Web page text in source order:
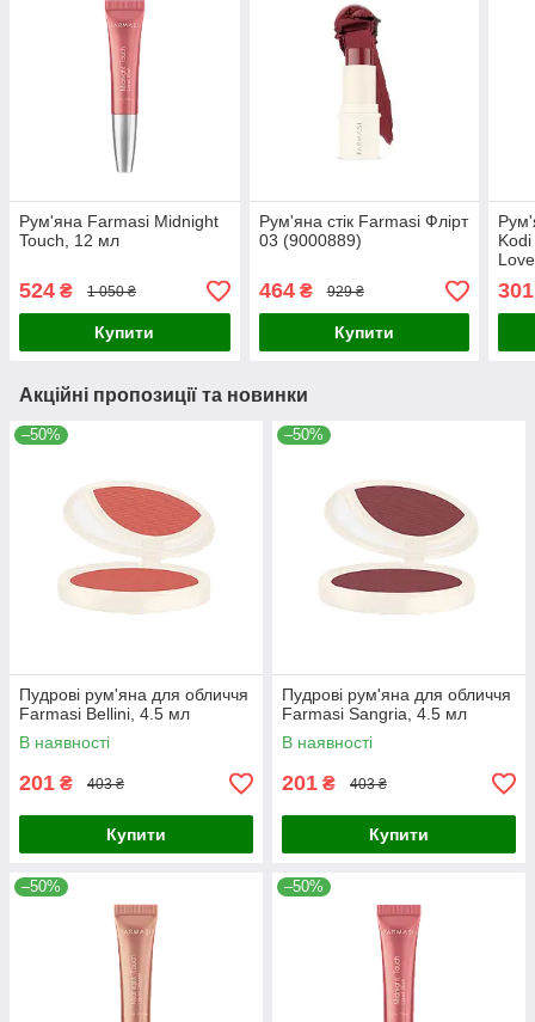
Рум'яна Farmasi Midnight
Touch, 12 мл
524 ₴ 1 050 ₴
Купити
Рум'яна стік Farmasi Флірт
03 (9000889)
464₴ 929 ₴
Купити
301
Акційні пропозиції та новинки
–50%
Пудрові рум'яна для обличчя
Farmasi Bellini, 4.5 мл
В наявності
201 ₴ 403 ₴
Купити
–50%
Пудрові рум'яна для обличчя
Farmasi Sangria, 4.5 мл
В наявності
201 ₴ 403 ₴
Купити
–50% –50%